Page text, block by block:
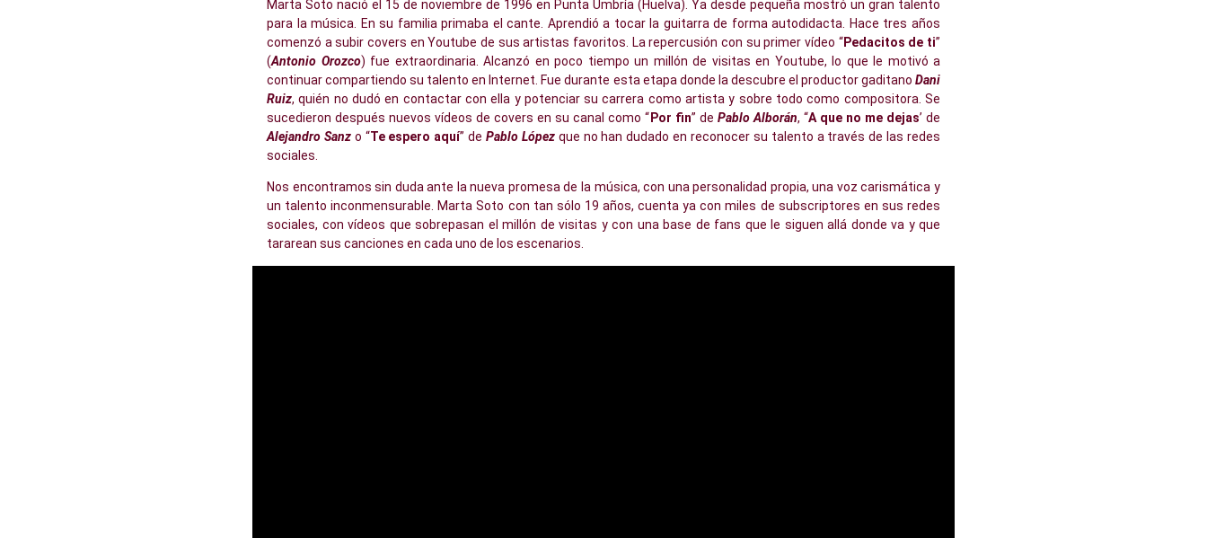
Marta Soto nació el 15 de noviembre de 1996 en Punta Umbría (Huelva). Ya desde pequeña mostró un gran talento
para la música. En su familia primaba el cante. Aprendió a tocar la guitarra de forma autodidacta. Hace tres años
comenzó a subir covers en Youtube de sus artistas favoritos. La repercusión con su primer vídeo “Pedacitos de ti”
(Antonio Orozco) fue extraordinaria. Alcanzó en poco tiempo un millón de visitas en Youtube, lo que le motivó a
continuar compartiendo su talento en Internet. Fue durante esta etapa donde la descubre el productor gaditano Dani
Ruiz, quién no dudó en contactar con ella y potenciar su carrera como artista y sobre todo como compositora. Se
sucedieron después nuevos vídeos de covers en su canal como “Por fin” de Pablo Alborán, “A que no me dejas’ de
Alejandro Sanzo “Te espero aquí” dePablo Lópezque no han dudado en reconocer su talento a través de las redes
sociales.
Nos encontramos sin duda ante la nueva promesa de la música, con una personalidad propia, una voz carismática y
un talento inconmensurable. Marta Soto con tan sólo 19 años, cuenta ya con miles de subscriptores en sus redes
sociales, con vídeos que sobrepasan el millón de visitas y con una base de fans que le siguen allá donde va y que
tararean sus canciones en cada uno de los escenarios.